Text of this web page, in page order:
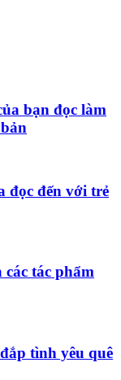
bạn đọc làm
đọc đến với trẻ
tác phẩm
tình yêu quê